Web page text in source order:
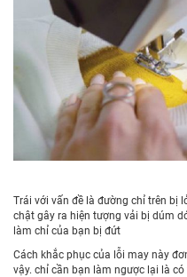
Trái với vấn đề là đường chỉ trên bị
chật gây ra hiện tượng vải bị dúm
làm chỉ của bạn bị đứt
Cách khắc phục của lỗi may này
vậy. chỉ cần bạn làm ngược lại là